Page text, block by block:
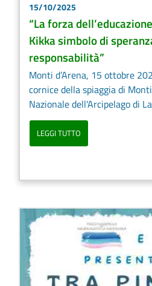
15/10/2025
“La forza
Kikka simbolo di
responsabilità”
Monti d’Arena, 15 ottobre
cornice della spiaggia di
Nazionale dell'Arcipelago di
LEGGI TUTTO